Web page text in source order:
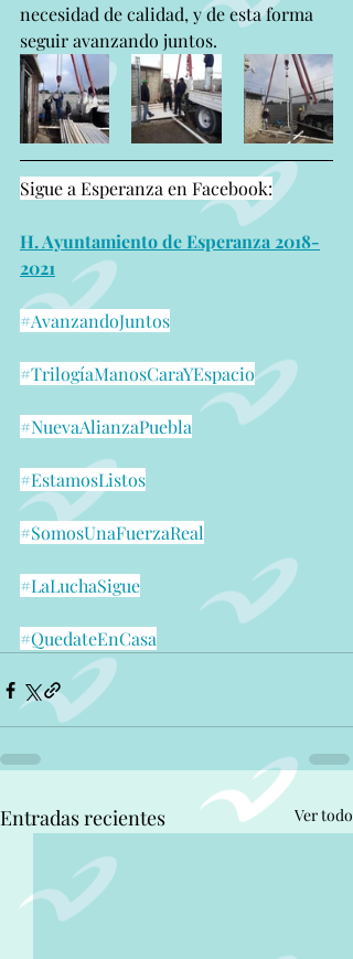
necesidad de calidad, y de esta forma
seguir avanzando juntos.
Sigue a Esperanza en Facebook:
H. Ayuntamiento de Esperanza 2018-
2021
#AvanzandoJuntos
#TrilogíaManosCaraYEspacio
#NuevaAlianzaPuebla
#EstamosListos
#SomosUnaFuerzaReal
#LaLuchaSigue
#QuedateEnCasa
Entradas recientes Ver todo